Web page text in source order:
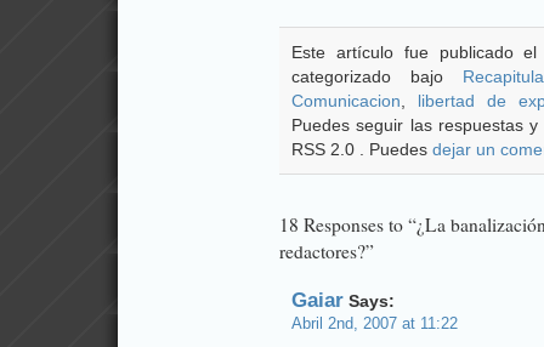
Este artículo fue publicado
categorizado bajo
Comunicacion
libertad de
Puedes seguir las respuestas
RSS 2.0 . Puedes dejar un
18 Responses to “¿La
redactores?”
Gaiar Says:
Abril 2nd, 2007 at 11:22